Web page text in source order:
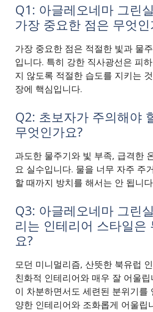
Q1: 아글레오네마 그린
가장 중요한 점은 무엇인
가장 중요한 점은 적절한 빛과 물
입니다. 특히 강한 직사광선은 피
지 않도록 적절한 습도를 지키는
장에 핵심입니다.
Q2: 초보자가 주의해야
무엇인가요?
과도한 물주기와 빛 부족, 급격한
요 실수입니다. 물을 너무 자주 주
할 때까지 방치를 해서는 안 됩니
Q3: 아글레오네마 그린
리는 인테리어 스타일은
요?
모던 미니멀리즘, 산뜻한 북유럽
친화적 인테리어와 매우 잘 어울립
이 차분하면서도 세련된 분위기를
양한 인테리어와 조화롭게 어울립